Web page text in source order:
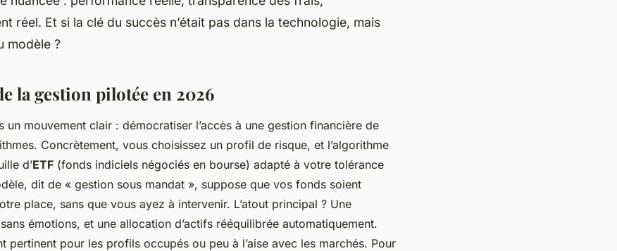
réel. Et si la clé du succès n’était pas dans la technologie, mais
modèle ?
la gestion pilotée en 2026
un mouvement clair : démocratiser l’accès à une gestion financière de
Concrètement, vous choisissez un profil de risque, et l’algorithme
d’ETF (fonds indiciels négociés en bourse) adapté à votre tolérance
dit de « gestion sous mandat », suppose que vos fonds soient
place, sans que vous ayez à intervenir. L’atout principal ? Une
émotions, et une allocation d’actifs rééquilibrée automatiquement.
pertinent pour les profils occupés ou peu à l’aise avec les marchés. Pour